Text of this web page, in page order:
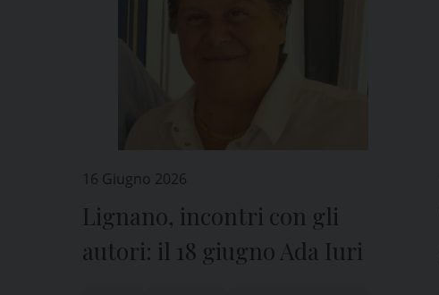
16 Giugno 2026
Lignano, incontri con gli
autori: il 18 giugno Ada Iuri